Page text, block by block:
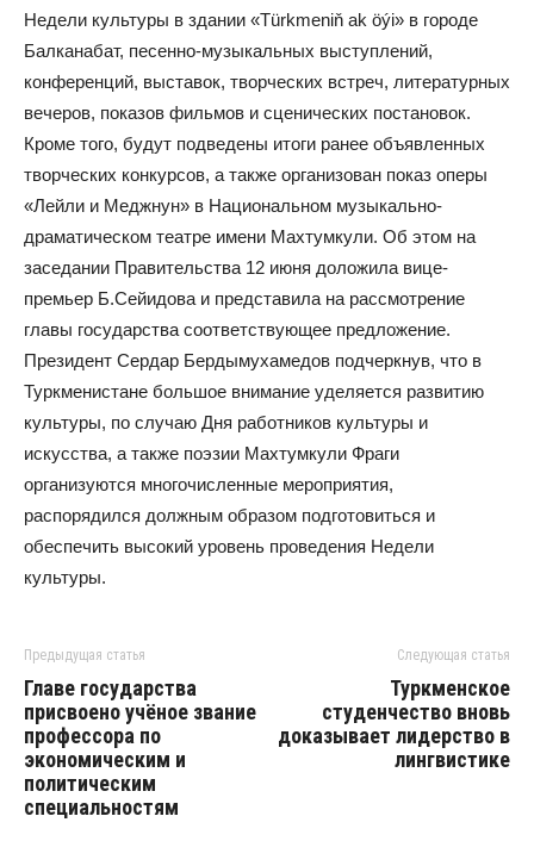
Недели культуры в здании «Türkmeniň ak öýi» в городе
Балканабат, песенно-музыкальных выступлений,
конференций, выставок, творческих встреч, литературных
вечеров, показов фильмов и сценических постановок.
Кроме того, будут подведены итоги ранее объявленных
творческих конкурсов, а также организован показ оперы
«Лейли и Меджнун» в Национальном музыкально-
драматическом театре имени Махтумкули. Об этом на
заседании Правительства 12 июня доложила вице-
премьер Б.Сейидова и представила на рассмотрение
главы государства соответствующее предложение.
Президент Сердар Бердымухамедов подчеркнув, что в
Туркменистане большое внимание уделяется развитию
культуры, по случаю Дня работников культуры и
искусства, а также поэзии Махтумкули Фраги
организуются многочисленные мероприятия,
распорядился должным образом подготовиться и
обеспечить высокий уровень проведения Недели
культуры.
Предыдущая статья
Главе государства
присвоено учёное звание
профессора по
экономическим и
политическим
специальностям
Следующая статья
Туркменское
студенчество вновь
доказывает лидерство в
лингвистике